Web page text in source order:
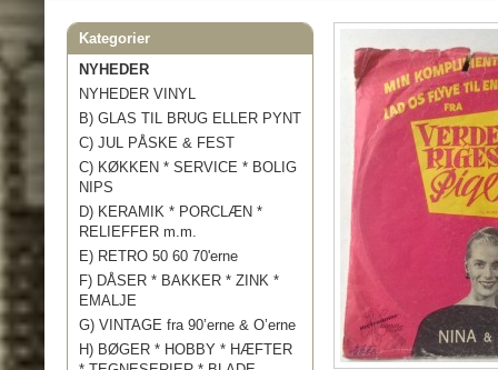
Kategorier
NYHEDER
NYHEDER VINYL
B) GLAS TIL BRUG ELLER PYNT
C) JUL PÅSKE & FEST
C) KØKKEN * SERVICE * BOLIG
NIPS
D) KERAMIK * PORCLÆN *
RELIEFFER m.m.
E) RETRO 50 60 70'erne
F) DÅSER * BAKKER * ZINK *
EMALJE
G) VINTAGE fra 90’erne & O’erne
H) BØGER * HOBBY * HÆFTER